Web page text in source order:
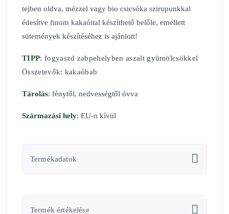
tejben oldva, mézzel vagy bio csicsóka szirupunkkal
édesítve finom kakaóital készíthető belőle, emellett
sütemények készítéséhez is ajánlott!
TIPP: fogyaszd zabpehelyben aszalt gyümölcsökkel
Összetevők: kakaóbab
Tárolás: fénytől, nedvességtől óvva
Származási hely: EU-n kívül
Termékadatok
Termék értékelése